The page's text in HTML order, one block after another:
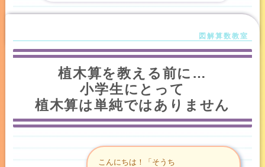
植木算を教える前に…
小学生にとって
植木算は単純ではありません
こんにちは！「そうち